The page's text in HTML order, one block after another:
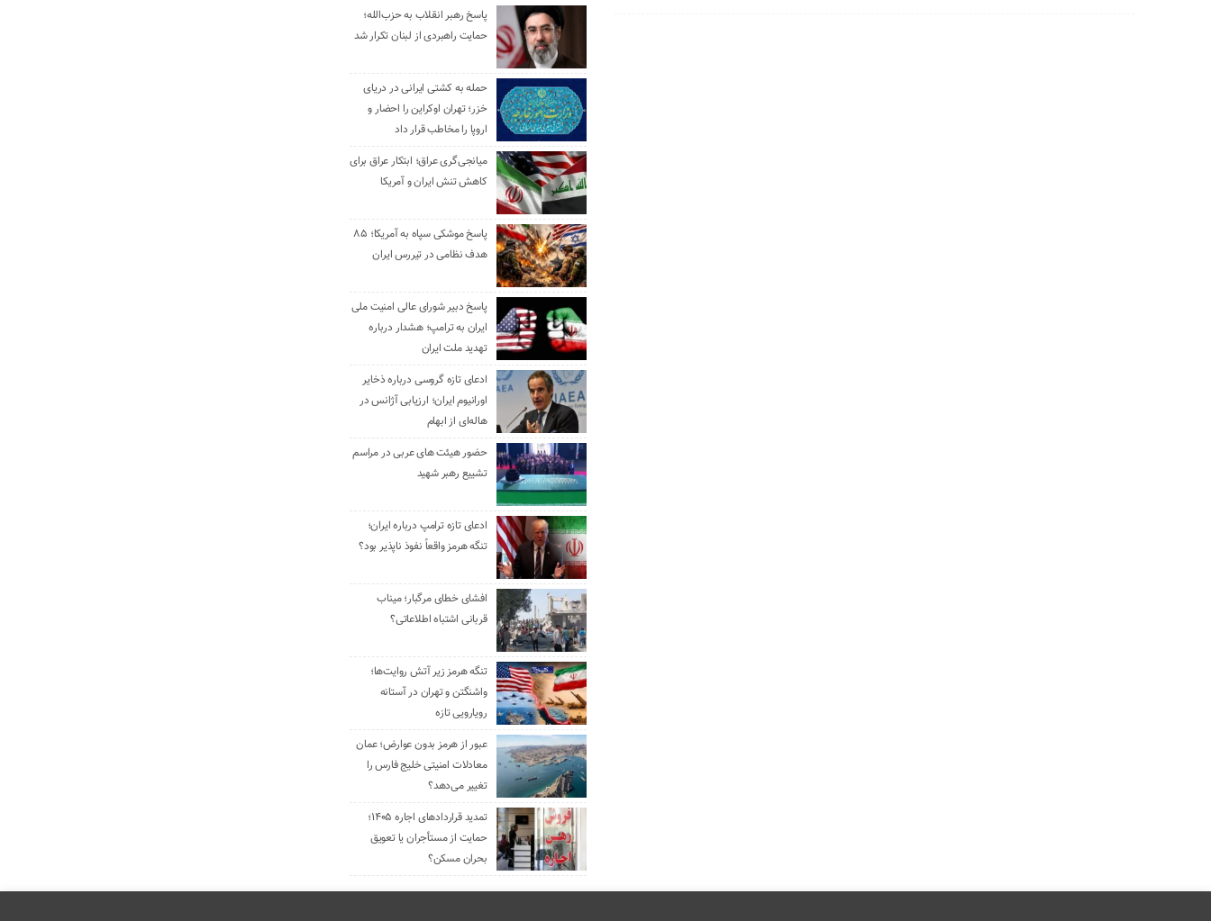
پاسخ رهبر انقلاب به حزب‌الله؛
حمایت راهبردی از لبنان تکرار شد
حمله به کشتی ایرانی در دریای
خزر؛ تهران اوکراین را احضار و
اروپا را مخاطب قرار داد
میانجی‌گری عراق؛ ابتکار عراق برای
کاهش تنش ایران و آمریکا
پاسخ موشکی سپاه به آمریکا؛ ۸۵
هدف نظامی در تیررس ایران
پاسخ دبیر شورای عالی امنیت ملی
ایران به ترامپ؛ هشدار درباره
تهدید ملت ایران
ادعای تازه گروسی درباره ذخایر
اورانیوم ایران؛ ارزیابی آژانس در
هاله‌ای از ابهام
حضور هیئت‌ های عربی در مراسم
تشییع رهبر شهید
ادعای تازه ترامپ درباره ایران؛
تنگه هرمز واقعاً نفوذ ناپذیر بود؟
افشای خطای مرگبار؛ میناب
قربانی اشتباه اطلاعاتی؟
تنگه هرمز زیر آتش روایت‌ها؛
واشنگتن و تهران در آستانه
رویارویی تازه
عبور از هرمز بدون عوارض؛ عمان
معادلات امنیتی خلیج فارس را
تغییر می‌دهد؟
تمدید قراردادهای اجاره ۱۴۰۵؛
حمایت از مستأجران یا تعویق
بحران مسکن؟